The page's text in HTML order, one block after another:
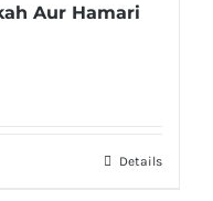
Aur Hamari
Details